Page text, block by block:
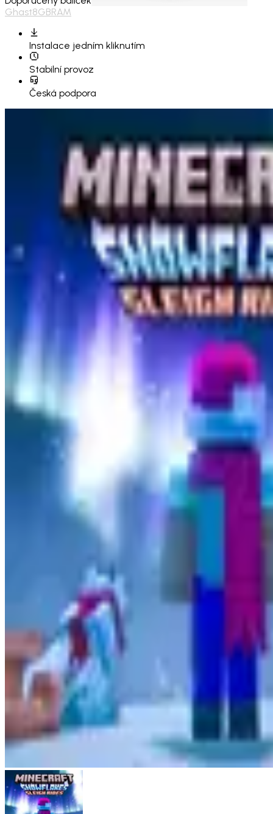
Ghast8GBRAM
Instalace jedním kliknutím
Stabilní provoz
Česká podpora